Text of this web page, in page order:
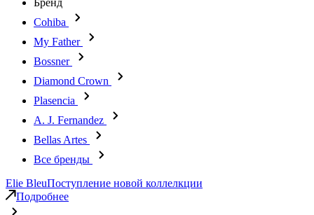
Бренд
Cohiba
My Father
Bossner
Diamond Crown
Plasencia
A. J. Fernandez
Bellas Artes
Все бренды
Elie BleuПоступление новой коллелкции
Подробнее